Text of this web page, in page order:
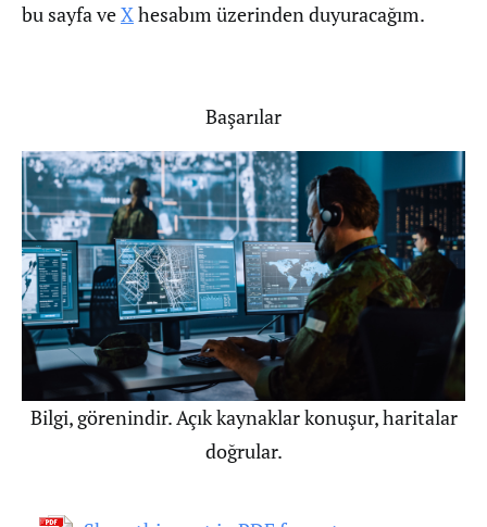
bu sayfa veXhesabım üzerinden duyuracağım.
Başarılar
Bilgi, görenindir. Açık kaynaklar konuşur, haritalar
doğrular.